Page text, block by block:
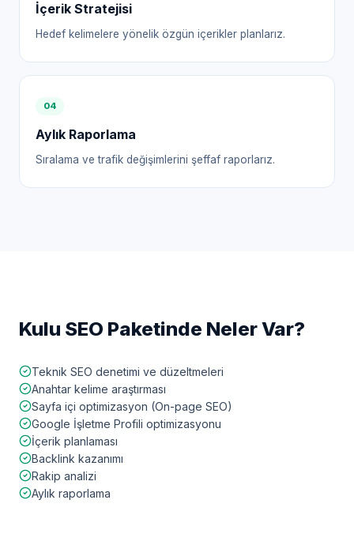
İçerik Stratejisi
Hedef kelimelere yönelik özgün içerikler planlarız.
04
Aylık Raporlama
Sıralama ve trafik değişimlerini şeffaf raporlarız.
Kulu SEO Paketinde Neler Var?
Teknik SEO denetimi ve düzeltmeleri
Anahtar kelime araştırması
Sayfa içi optimizasyon (On-page SEO)
Google İşletme Profili optimizasyonu
İçerik planlaması
Backlink kazanımı
Rakip analizi
Aylık raporlama